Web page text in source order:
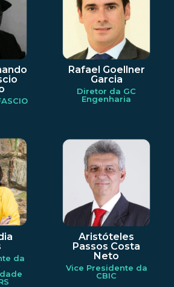
Rafael Goellner
Garcia
Diretor da GC
Engenharia
da
Aristóteles
Passos Costa
Neto
Vice Presidente da
CBIC